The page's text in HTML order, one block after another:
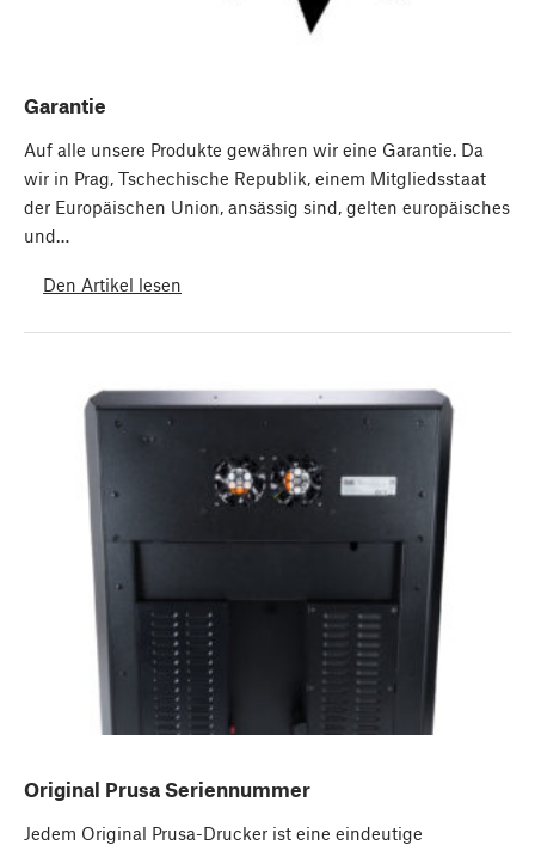
Garantie
Auf alle unsere Produkte gewähren wir eine Garantie. Da
wir in Prag, Tschechische Republik, einem Mitgliedsstaat
der Europäischen Union, ansässig sind, gelten europäisches
und…
Den Artikel lesen
Original Prusa Seriennummer
Jedem Original Prusa-Drucker ist eine eindeutige